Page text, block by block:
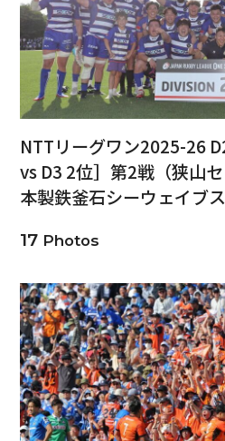
NTTリーグワン2025-26
vs D3 2位］第2戦（狭山
本製鉄釜石シーウェイブス
17Photos